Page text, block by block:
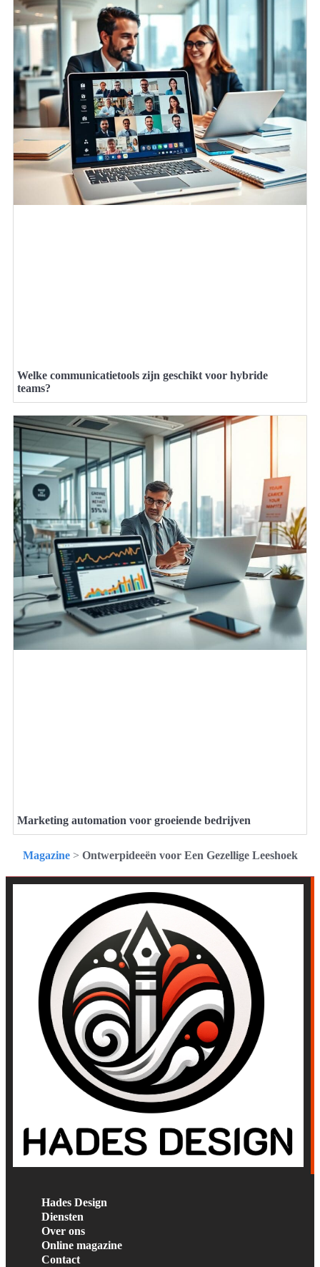
Welke communicatietools zijn geschikt voor hybride
teams?
Marketing automation voor groeiende bedrijven
Magazine> Ontwerpideeën voor Een Gezellige Leeshoek
Hades Design
Diensten
Over ons
Online magazine
Contact